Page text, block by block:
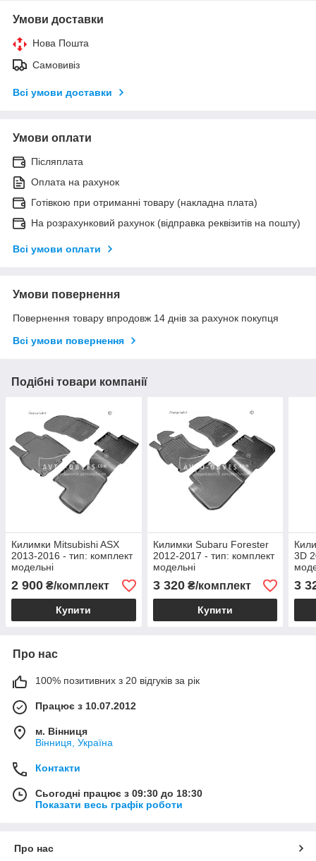
Умови доставки
Нова Пошта
Самовивіз
Всі умови доставки
Умови оплати
Післяплата
Оплата на рахунок
Готівкою при отриманні товару (накладна плата)
На розрахунковий рахунок (відправка реквізитів на пошту)
Всі умови оплати
Умови повернення
Повернення товару впродовж 14 днів за рахунок покупця
Всі умови повернення
Подібні товари компанії
Килимки Mitsubishi ASX
2013-2016 - тип: комплект
модельні
2 900 ₴/комплект
Купити
Килимки Subaru Forester
2012-2017 - тип: комплект
модельні
3 320₴/комплект
Купити
3D
3
Про нас
100% позитивних з 20 відгуків за рік
Працює з 10.07.2012
м. Вінниця
Вінниця, Україна
Контакти
Сьогодні працює з 09:30 до 18:30
Показати весь графік роботи
Про нас